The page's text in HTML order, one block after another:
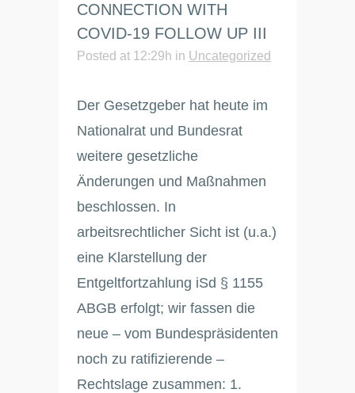
CONNECTION WITH
COVID-19 FOLLOW UP III
Posted at 12:29h in Uncategorized
Der Gesetzgeber hat heute im
Nationalrat und Bundesrat
weitere gesetzliche
Änderungen und Maßnahmen
beschlossen. In
arbeitsrechtlicher Sicht ist (u.a.)
eine Klarstellung der
Entgeltfortzahlung iSd § 1155
ABGB erfolgt; wir fassen die
neue – vom Bundespräsidenten
noch zu ratifizierende –
Rechtslage zusammen: 1.